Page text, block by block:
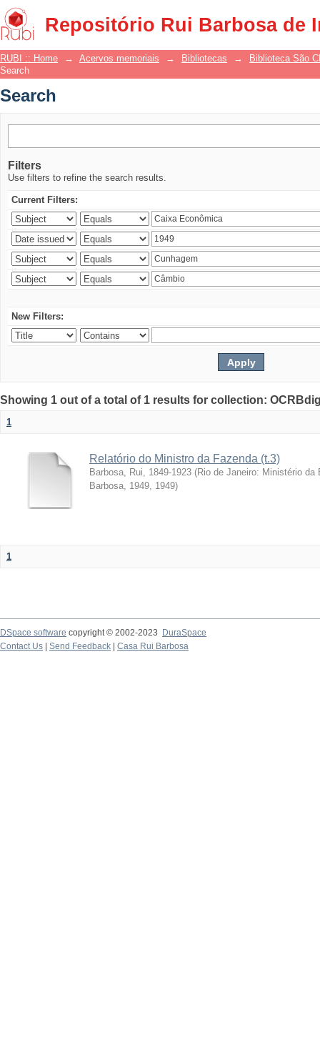
Repositório Rui Barbosa de
Search
RUBI :: Home → Acervos memoriais → Bibliotecas →
Biblioteca São
Search
Search
Filters
Use filters to refine the search results.
Current Filters:
New Filters:
Showing 1 out of a total of 1 results for collection:
1
Relatório do Ministro da Fazenda (t.3)
Barbosa, Rui, 1849-1923 (Rio de Janeiro: Ministério
Barbosa, 1949, 1949)
1
DSpace software copyright © 2002-2023
DuraSpace
Contact Us
Send Feedback Casa Rui Barbosa